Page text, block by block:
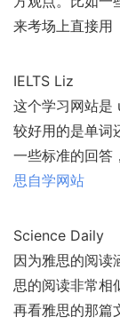
来考场上直接用
IELTS Liz
这个学习网站是
较好用的是单词
一些标准的回答
思自学网站
Science Daily
因为雅思的阅读
思的阅读非常相
再看雅思的那篇